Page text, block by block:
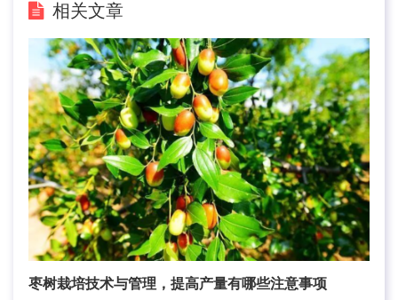
相关文章
枣树栽培技术与管理，提高产量有哪些注意事项